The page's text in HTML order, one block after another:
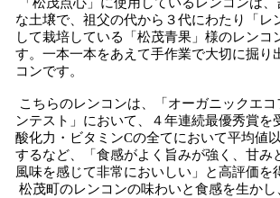
な土壌で、祖父の代から３代にわたり「レ
して栽培している「松茂青果」様のレンコ
す。一本一本をあえて手作業で大切に掘り
コンです。
こちらのレンコンは、「オーガニックエコ
ンテスト」において、４年連続最優秀賞を
酸化力・ビタミンCの全てにおいて平均値
するなど、「食感がよく旨みが強く、甘み
風味を感じて非常においしい」と高評価を
松茂町のレンコンの味わいと食感を生か